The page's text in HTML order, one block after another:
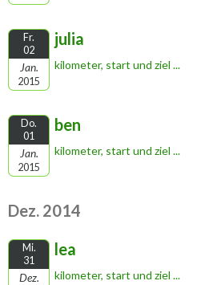
Fr.
02
Jan.
2015
julia
kilometer, start und ziel ...
Do.
01
Jan.
2015
ben
kilometer, start und ziel ...
Dez. 2014
Mi.
31
Dez.
lea
kilometer, start und ziel ...